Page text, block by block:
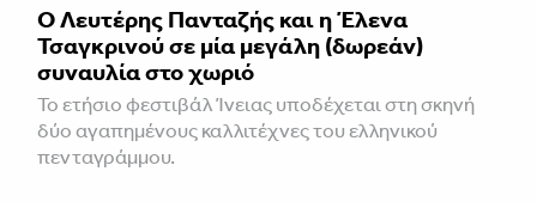
Ο Λευτέρης Πανταζής και η Έλενα
Τσαγκρινού σε μία μεγάλη (δωρεάν)
συναυλία στο χωριό
Το ετήσιο φεστιβάλ Ίνειας υποδέχεται στη σκηνή
δύο αγαπημένους καλλιτέχνες του ελληνικού
πενταγράμμου.